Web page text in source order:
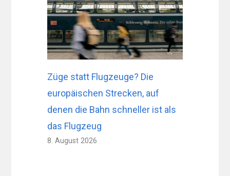
Züge statt Flugzeuge? Die
europäischen Strecken, auf
denen die Bahn schneller ist als
das Flugzeug
8. August 2026